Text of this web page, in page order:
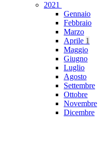
2021
Gennaio
Febbraio
Marzo
Aprile 1
Maggio
Giugno
Luglio
Agosto
Settembre
Ottobre
Novembre
Dicembre